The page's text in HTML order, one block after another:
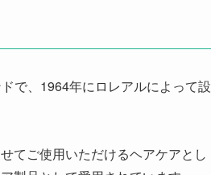
で、1964年にロレアルによって設
てご使用いただけるヘアケアとし